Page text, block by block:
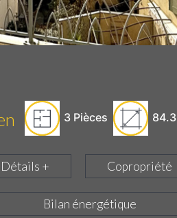
3 Pièces 84.3
Détails + Copropriété
Bilan énergétique